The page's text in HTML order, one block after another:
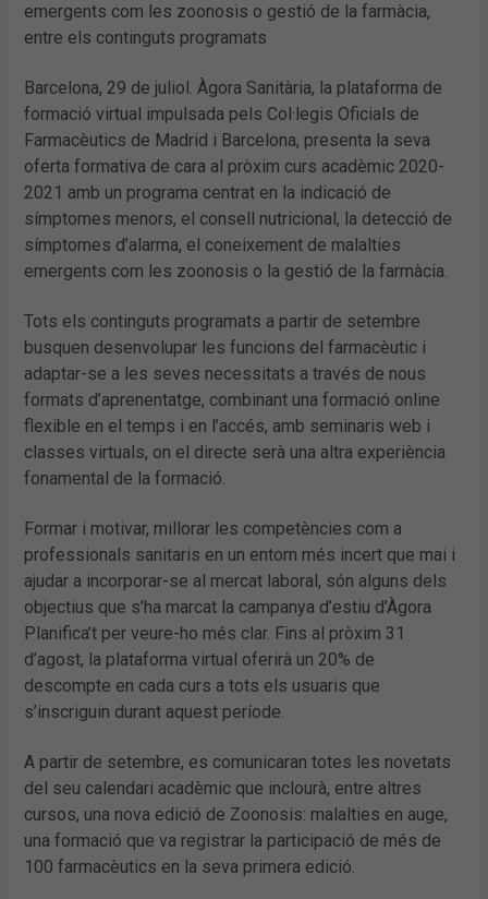
emergents com les zoonosis o gestió de la farmàcia,
entre els continguts programats
Barcelona, 29 de juliol. Àgora Sanitària, la plataforma de
formació virtual impulsada pels Col·legis Oficials de
Farmacèutics de Madrid i Barcelona, presenta la seva
oferta formativa de cara al pròxim curs acadèmic 2020-
2021 amb un programa centrat en la indicació de
símptomes menors, el consell nutricional, la detecció de
símptomes d’alarma, el coneixement de malalties
emergents com les zoonosis o la gestió de la farmàcia.
Tots els continguts programats a partir de setembre
busquen desenvolupar les funcions del farmacèutic i
adaptar-se a les seves necessitats a través de nous
formats d’aprenentatge, combinant una formació online
flexible en el temps i en l’accés, amb seminaris web i
classes virtuals, on el directe serà una altra experiència
fonamental de la formació.
Formar i motivar, millorar les competències com a
professionals sanitaris en un entorn més incert que mai i
ajudar a incorporar-se al mercat laboral, són alguns dels
objectius que s’ha marcat la campanya d’estiu d’Àgora
Planifica’t per veure-ho més clar. Fins al pròxim 31
d’agost, la plataforma virtual oferirà un 20% de
descompte en cada curs a tots els usuaris que
s’inscriguin durant aquest període.
A partir de setembre, es comunicaran totes les novetats
del seu calendari acadèmic que inclourà, entre altres
cursos, una nova edició de Zoonosis: malalties en auge,
una formació que va registrar la participació de més de
100 farmacèutics en la seva primera edició.